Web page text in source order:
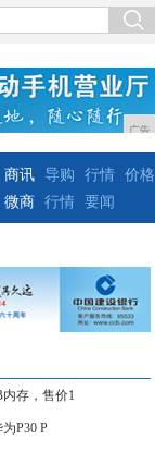
广告
商讯 导购 行情 价格
微商 行情 要闻
存，售价1
P30 P